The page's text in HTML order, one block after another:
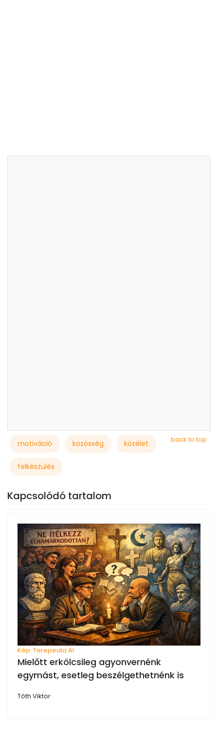
back to top
motiváció közösség közélet
felkészülés
Kapcsolódó tartalom
Kép: Terepeuta AI
Mielőtt erkölcsileg agyonvernénk
egymást, esetleg beszélgethetnénk is
Tóth Viktor